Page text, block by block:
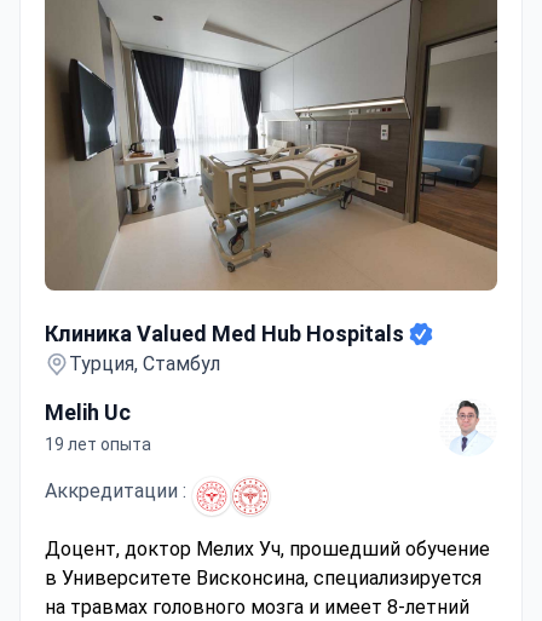
Клиника Valued Med Hub Hospitals
Турция, Стамбул
Melih Uc
19 лет опыта
Аккредитации :
Доцент, доктор Мелих Уч, прошедший обучение
в Университете Висконсина, специализируется
на травмах головного мозга и имеет 8-летний